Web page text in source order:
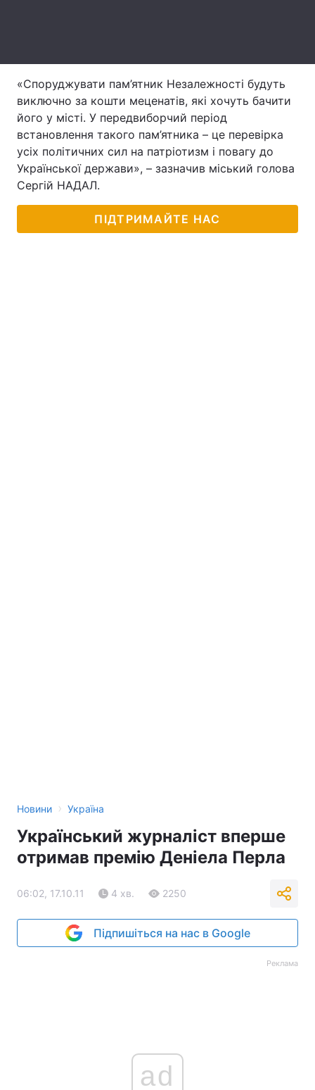
Цікавинки Погода
Екологія Регіони
Лонгріди
«Споруджувати пам’ятник Незалежності будуть
виключно за кошти меценатів, які хочуть бачити
його у місті. У передвиборчий період
встановлення такого пам’ятника – це перевірка
усіх політичних сил на патріотизм і повагу до
Української держави», – зазначив міський голова
Сергій НАДАЛ.
ПІДТРИМАЙТЕ НАС
Новини › Україна
Український журналіст вперше
отримав премію Деніела Перла
06:02, 17.10.11 4 хв. 2250
Підпишіться на нас в Google
Реклама
ad